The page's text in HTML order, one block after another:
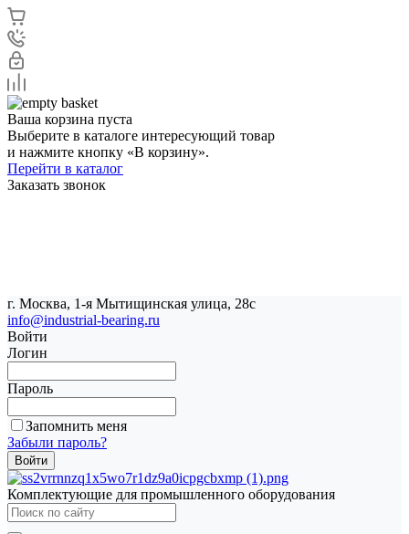
Ваша корзина пуста
Выберите в каталоге интересующий товар
и нажмите кнопку «В корзину».
Перейти в каталог
Заказать звонок
г. Москва, 1-я Мытищинская улица, 28с
info@industrial-bearing.ru
Войти
Логин
Пароль
Запомнить меня
Забыли пароль?
Комплектующие для промышленного оборудования